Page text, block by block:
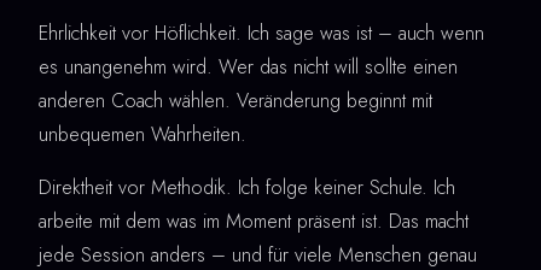
Ehrlichkeit vor Höflichkeit. Ich sage was ist – auch wenn
es unangenehm wird. Wer das nicht will sollte einen
anderen Coach wählen. Veränderung beginnt mit
unbequemen Wahrheiten.
Direktheit vor Methodik. Ich folge keiner Schule. Ich
arbeite mit dem was im Moment präsent ist. Das macht
jede Session anders – und für viele Menschen genau